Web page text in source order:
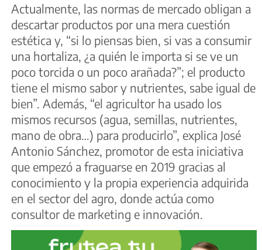
Actualmente, las normas de mercado obligan a
descartar productos por una mera cuestión
estética y, “si lo piensas bien, si vas a consumir
una hortaliza, ¿a quién le importa si se ve un
poco torcida o un poco arañada?”; el producto
tiene el mismo sabor y nutrientes, sabe igual de
bien”. Además, “el agricultor ha usado los
mismos recursos (agua, semillas, nutrientes,
mano de obra…) para producirlo”, explica José
Antonio Sánchez, promotor de esta iniciativa
que empezó a fraguarse en 2019 gracias al
conocimiento y la propia experiencia adquirida
en el sector del agro, donde actúa como
consultor de marketing e innovación.